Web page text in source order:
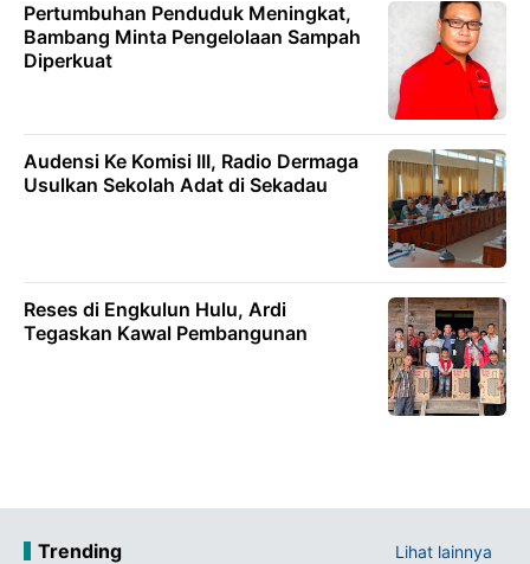
Pertumbuhan Penduduk Meningkat,
Bambang Minta Pengelolaan Sampah
Diperkuat
Audensi Ke Komisi III, Radio Dermaga
Usulkan Sekolah Adat di Sekadau
Reses di Engkulun Hulu, Ardi
Tegaskan Kawal Pembangunan
Trending Lihat lainnya